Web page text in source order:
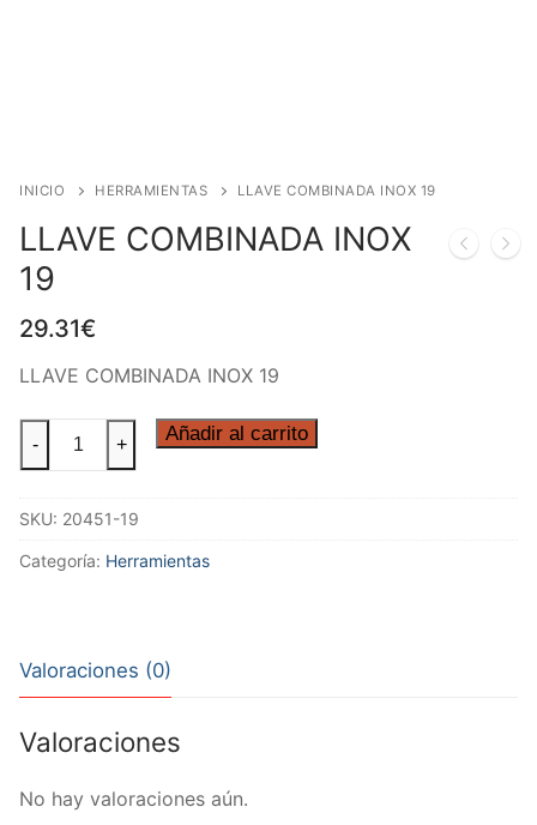
INICIO HERRAMIENTAS LLAVE COMBINADA INOX 19
LLAVE COMBINADA INOX
19
29.31€
LLAVE COMBINADA INOX 19
LLAVE
COMBINADA
19
cantidad
- + Añadir al carrito
SKU: 20451-19
Categoría: Herramientas
Valoraciones (0)
Valoraciones
No hay valoraciones aún.